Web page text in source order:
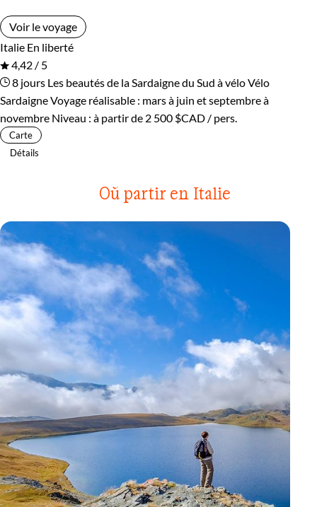
Voir le voyage
Italie En liberté
4,42 / 5
8 jours Les beautés de la Sardaigne du Sud à véloVélo
SardaigneVoyage réalisable : mars à juin et septembre à
novembre Niveau : à partir de 2 500 $CAD / pers.
Carte
Détails
Où partir en Italie